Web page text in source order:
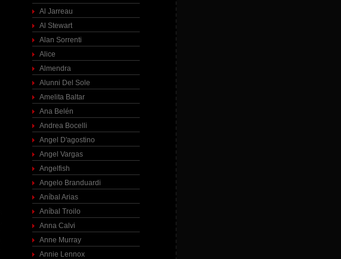
Al Jarreau
Al Stewart
Alan Sorrenti
Alice
Almendra
Alunni Del Sole
Amelita Baltar
Ana Belén
Andrea Bocelli
Angel D'agostino
Angel Vargas
Angelfish
Angelo Branduardi
Aníbal Arias
Aníbal Troilo
Anna Calvi
Anne Murray
Annie Lennox